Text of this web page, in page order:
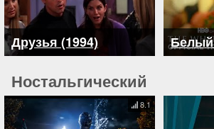
Друзья (1994) Белый
Ностальгический
8.1